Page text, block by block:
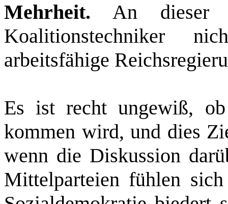
Mehrheit. An dieser
Koalitionstechniker
arbeitsfähige
Es ist recht ungewiß,
kommen wird, und dies
wenn die Diskussion
Mittelparteien fühlen